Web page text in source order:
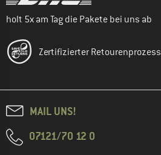
holt 5x am Tag die Pakete bei uns ab
Zertifizierter Retourenprozess
MAIL UNS!
07121/70 12 0